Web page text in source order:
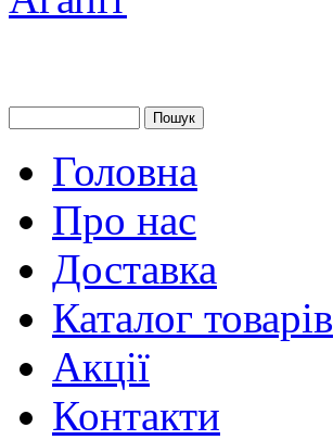
Головна
Про нас
Доставка
Каталог товарів
Акції
Контакти